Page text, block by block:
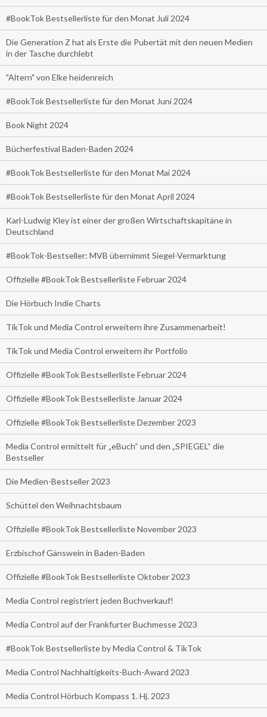
#BookTok Bestsellerliste für den Monat Juli 2024
Die Generation Z hat als Erste die Pubertät mit den neuen Medien
in der Tasche durchlebt
"Altern" von Elke heidenreich
#BookTok Bestsellerliste für den Monat Juni 2024
Book Night 2024
Bücherfestival Baden-Baden 2024
#BookTok Bestsellerliste für den Monat Mai 2024
#BookTok Bestsellerliste für den Monat April 2024
Karl-Ludwig Kley ist einer der großen Wirtschaftskapitäne in
Deutschland
#BookTok-Bestseller: MVB übernimmt Siegel-Vermarktung
Offizielle #BookTok Bestsellerliste Februar 2024
Die Hörbuch Indie Charts
TikTok und Media Control erweitern ihre Zusammenarbeit!
TikTok und Media Control erweitern ihr Portfolio
Offizielle #BookTok Bestsellerliste Februar 2024
Offizielle #BookTok Bestsellerliste Januar 2024
Offizielle #BookTok Bestsellerliste Dezember 2023
Media Control ermittelt für „eBuch“ und den „SPIEGEL“ die
Bestseller
Die Medien-Bestseller 2023
Schüttel den Weihnachtsbaum
Offizielle #BookTok Bestsellerliste November 2023
Erzbischof Gänswein in Baden-Baden
Offizielle #BookTok Bestsellerliste Oktober 2023
Media Control registriert jeden Buchverkauf!
Media Control auf der Frankfurter Buchmesse 2023
#BookTok Bestsellerliste by Media Control & TikTok
Media Control Nachhaltigkeits-Buch-Award 2023
Media Control Hörbuch Kompass 1. Hj. 2023